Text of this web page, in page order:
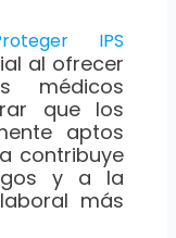
IPS
al ofrecer
médicos
que los
aptos
contribuye
y a la
más